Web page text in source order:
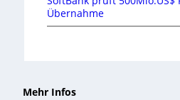
Übernahme
Mehr Infos